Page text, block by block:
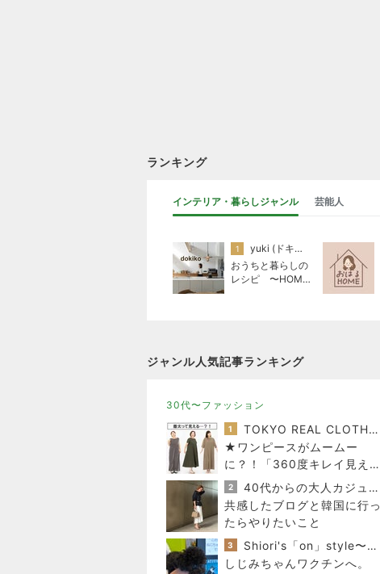
ランキング
インテリア・暮らしジャンル 芸能人
1
yuki (ドキ子）
おうちと暮らしの
レシピ 〜HOME
ジャンル人気記事ランキング
30代〜ファッション
1
TOKYO REAL CLOTHES 大人世代のリアルクローズ
★ワンピースがムームー
に？！「360度キレイ見え」
の必殺ワザはコレ♪
2
40代からの大人カジュアルを品良く着こなすファッションブログ
共感したブログと韓国に行っ
たらやりたいこと
3
Shiori's「on」style〜干物女の成長記〜
しじみちゃんワクチンへ。